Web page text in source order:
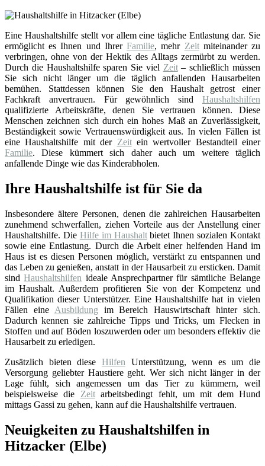
Eine Haushaltshilfe stellt vor allem eine tägliche Entlastung dar. Sie
ermöglicht es Ihnen und IhrerFamilie, mehr Zeitmiteinander zu
verbringen, ohne von der Hektik des Alltags zermürbt zu werden.
Durch die Haushaltshilfe sparen Sie viel Zeit– schließlich müssen
Sie sich nicht länger um die täglich anfallenden Hausarbeiten
bemühen. Stattdessen können Sie den Haushalt getrost einer
Fachkraft anvertrauen. Für gewöhnlich sind Haushaltshilfen
qualifizierte Arbeitskräfte, denen Sie vertrauen können. Diese
Menschen zeichnen sich durch ein hohes Maß an Zuverlässigkeit,
Beständigkeit sowie Vertrauenswürdigkeit aus. In vielen Fällen ist
eine Haushaltshilfe mit der Zeitein wertvoller Bestandteil einer
Familie. Diese kümmert sich daher auch um weitere täglich
anfallende Dinge wie das Kinderabholen.
Ihre Haushaltshilfe ist für Sie da
Insbesondere ältere Personen, denen die zahlreichen Hausarbeiten
zunehmend schwerfallen, ziehen Vorteile aus der Anstellung einer
Haushaltshilfe. Die Hilfe im Haushaltbietet Ihnen sozialen Kontakt
sowie eine Entlastung. Durch die Arbeit einer helfenden Hand im
Haus ist es diesen Personen möglich, verstärkt zu entspannen und
das Leben zu genießen, anstatt in der Hausarbeit zu ersticken. Damit
sindHaushaltshilfen ideale Ansprechpartner für sämtliche Belange
im Haushalt. Außerdem profitieren Sie von der Kompetenz und
Qualifikation dieser Unterstützer. Eine Haushaltshilfe hat in vielen
Fällen eine Ausbildung im Bereich Hauswirtschaft hinter sich.
Dadurch kennen sie zahlreiche Tipps und Tricks, um Flecken in
Stoffen und auf Böden loszuwerden oder um besonders effektiv die
Hausarbeit zu erledigen.
Zusätzlich bieten diese Hilfen Unterstützung, wenn es um die
Versorgung geliebter Haustiere geht. Wer sich nicht länger in der
Lage fühlt, sich angemessen um das Tier zu kümmern, weil
beispielsweise die Zeitarbeitsbedingt fehlt, um mit dem Hund
mittags Gassi zu gehen, kann auf die Haushaltshilfe vertrauen.
Neuigkeiten zu Haushaltshilfen in
Hitzacker (Elbe)